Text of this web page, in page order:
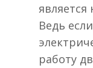
является
Ведь
работу